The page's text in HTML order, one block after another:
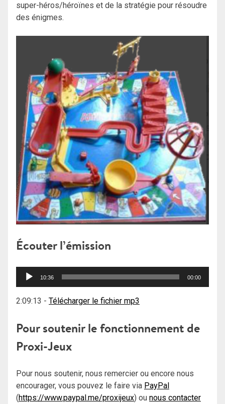
super-héros/héroïnes et de la stratégie pour résoudre
des énigmes.
Écouter l’émission
Lecteur
10:36 00:00
2:09:13 - Télécharger le fichier mp3
Pour soutenir le fonctionnement de
Proxi-Jeux
Pour nous soutenir, nous remercier ou encore nous
encourager, vous pouvez le faire via PayPal
(https://www.paypal.me/proxijeux) ou nous contacter